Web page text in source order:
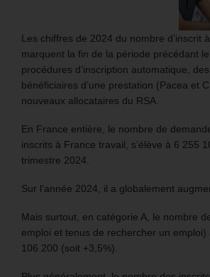
Les chiffres de 2024 du nombre d’inscrit
marquent la fin de la période précédant
procédures d’inscription automatique,
bénéficiaires d’une prestation (Pacea et
nouveaux allocataires du RSA.
En France entière, le nombre de
inscrits à France travail, s’élève à 6 255
trimestre 2024.
Sur l’année 2024, il a globalement
Mais surtout, en catégorie A, le nombre
emploi et tenus de rechercher un emploi)
106 200 (soit +3,5%).